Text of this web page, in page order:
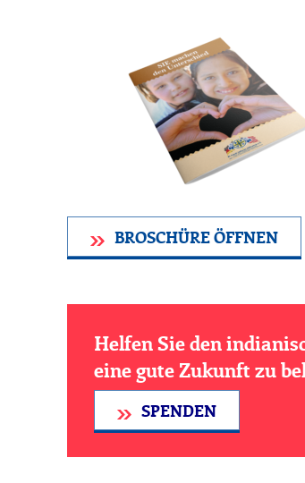
BROSCHÜRE ÖFFNEN
Helfen Sie den
eine gute Zukunft zu
SPENDEN